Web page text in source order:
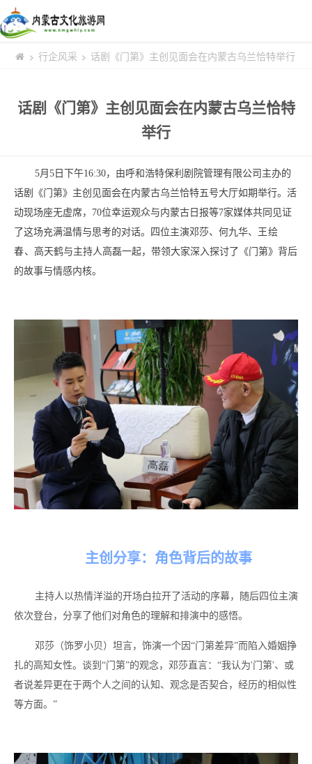
> 行企风采 > 话剧《门第》主创见面会在内蒙古乌兰恰特举行
话剧《门第》主创见面会在内蒙古乌兰恰特
举行
5月5日下午16:30，由呼和浩特保利剧院管理有限公司主办的
话剧《门第》主创见面会在内蒙古乌兰恰特五号大厅如期举行。活
动现场座无虚席，70位幸运观众与内蒙古日报等7家媒体共同见证
了这场充满温情与思考的对话。四位主演邓莎、何九华、
王绘
春、 高天鹤与主持人高磊一起，带领大家深入探讨了《门第》背后
的故事与情感内核。
主创分享：角色背后的故事
主持人以热情洋溢的开场白拉开了活动的序幕，随后四位主演
依次登台，分享了他们对角色的理解和排演中的感悟。
邓莎（饰罗小贝）坦言，饰演一个因“门第差异”而陷入婚姻挣
扎的高知女性。谈到“门第”的观念，邓莎直言：“我认为'门第'、或
者说差异更在于两个人之间的认知、观念是否契合，经历的相似性
等方面。”